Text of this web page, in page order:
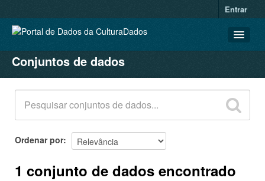
Entrar
CONJUNTOS DE DADOS
ORGANIZAÇÕES
GRUPOS
SOBRE
Conjuntos de dados
Ordenar por
1 conjunto de dados encontrado